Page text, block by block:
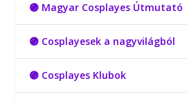
🟣 Magyar Cosplayes Útmutató
🟣 Cosplayesek a nagyvilágból
🟣 Cosplayes Klubok